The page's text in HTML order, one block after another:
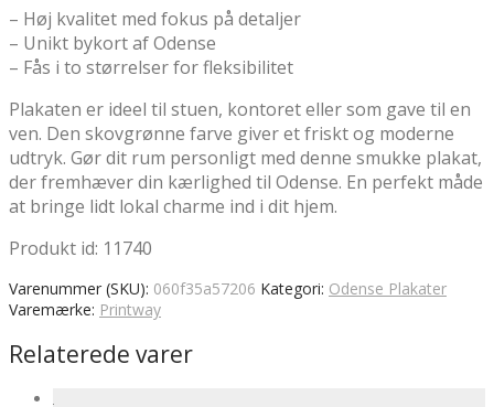
– Høj kvalitet med fokus på detaljer
– Unikt bykort af Odense
– Fås i to størrelser for fleksibilitet
Plakaten er ideel til stuen, kontoret eller som gave til en
ven. Den skovgrønne farve giver et friskt og moderne
udtryk. Gør dit rum personligt med denne smukke plakat,
der fremhæver din kærlighed til Odense. En perfekt måde
at bringe lidt lokal charme ind i dit hjem.
Produkt id: 11740
Varenummer (SKU): 060f35a57206 Kategori: Odense Plakater
Varemærke: Printway
Relaterede varer